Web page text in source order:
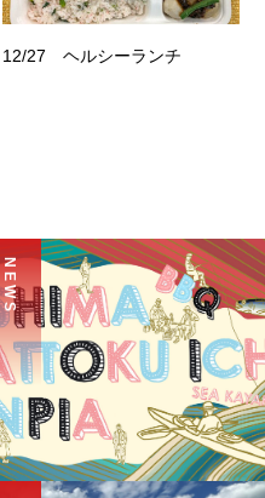
12/27 ヘルシーランチ
N E W S